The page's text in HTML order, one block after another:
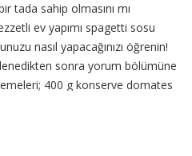
tada sahip olmasını mı
ev yapımı spagetti sosu
nasıl yapacağınızı öğrenin!
sonra yorum bölümüne
400 g konserve domates